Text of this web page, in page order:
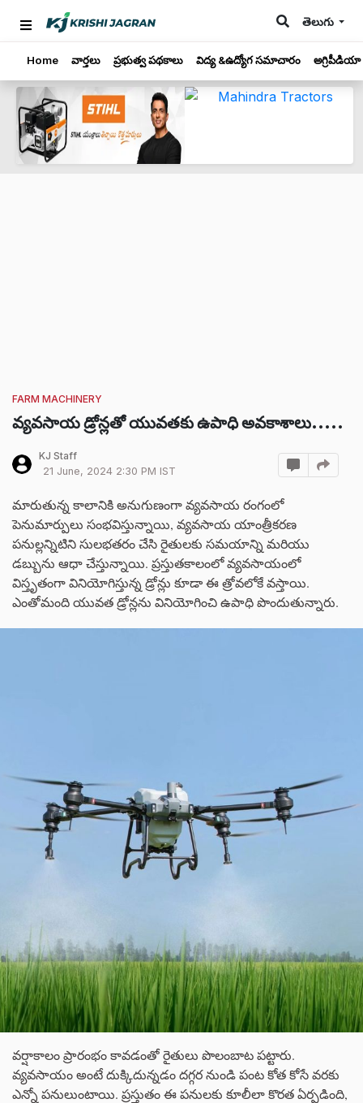
తెలుగు
Home వార్తలు ప్రభుత్వ పథకాలు విద్య &ఉద్యోగ సమాచారం అగ్రిపీడియా
FARM MACHINERY
వ్యవసాయ డ్రోన్లతో యువతకు ఉపాధి అవకాశాలు.....
KJ Staff
21 June, 2024 2:30 PM IST
మారుతున్న కాలానికి అనుగుణంగా వ్యవసాయ రంగంలో
పెనుమార్పులు సంభవిస్తున్నాయి, వ్యవసాయ యాంత్రీకరణ
పనుల్లన్నిటిని సులభతరం చేసి రైతులకు సమయాన్ని మరియు
డబ్బును ఆధా చేస్తున్నాయి. ప్రస్తుతకాలంలో వ్యవసాయంలో
విస్తృతంగా వినియోగిస్తున్న డ్రోన్లు కూడా ఈ త్రోవలోకే వస్తాయి.
ఎంతోమంది యువత డ్రోన్లను వినియోగించి ఉపాధి పొందుతున్నారు.
వర్షాకాలం ప్రారంభం కావడంతో రైతులు పొలంబాట పట్టారు.
వ్యవసాయం అంటే దుక్కిదున్నడం దగ్గర నుండి పంట కోత కోసే వరకు
ఎన్నో పనులుంటాయి. ప్రస్తుతం ఈ పనులకు కూలీలా కొరత ఏర్పడింది,